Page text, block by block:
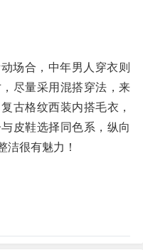
场合，中年男人穿衣则
尽量采用混搭穿法，来
古格纹西装内搭毛衣，
皮鞋选择同色系，纵向
洁很有魅力！